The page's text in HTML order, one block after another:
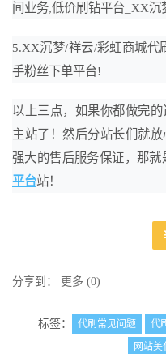
间业务,低价刷钻平台_XX沉
5.XX沉梦/祥云/彩虹商城代
手粉丝下单平台!
以上三点，如果你都做完
主站了！然后分站长们就
强大的售后服务保证，那就
平台站！
分享到： 更多 (0)
标签： 代刷常见问题 代
网站美